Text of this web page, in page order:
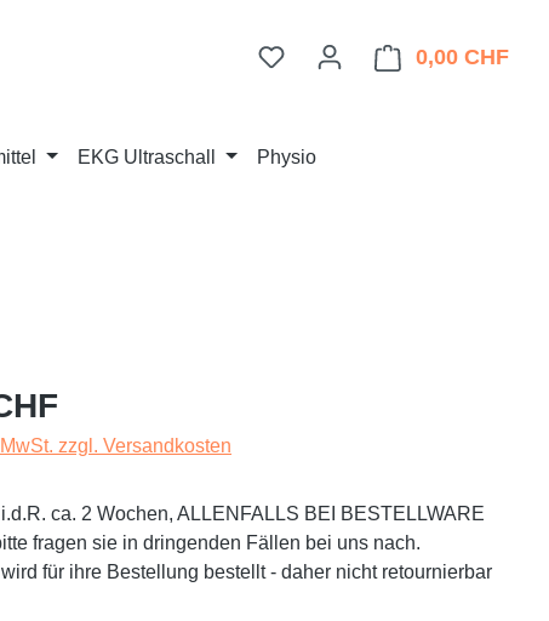
Du hast 0 Produkte auf dem
0,00 CHF
EKG Ultraschall Physio
zzgl. Versandkosten
ca. 2 Wochen, ALLENFALLS BEI BESTELLWARE
fragen sie in dringenden Fällen bei uns nach.
für ihre Bestellung bestellt - daher nicht retournierbar